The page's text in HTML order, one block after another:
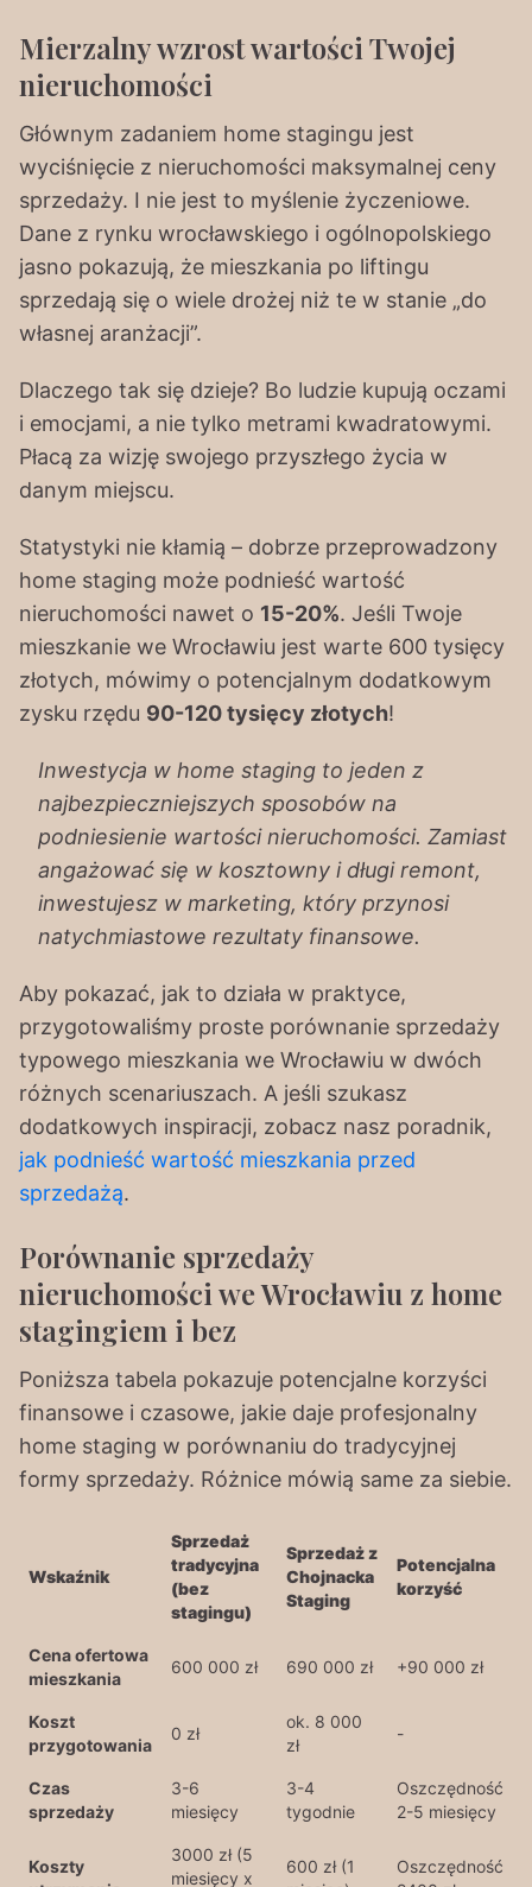
Mierzalny wzrost wartości Twojej
nieruchomości
Głównym zadaniem home stagingu jest
wyciśnięcie z nieruchomości maksymalnej ceny
sprzedaży. I nie jest to myślenie życzeniowe.
Dane z rynku wrocławskiego i ogólnopolskiego
jasno pokazują, że mieszkania po liftingu
sprzedają się o wiele drożej niż te w stanie „do
własnej aranżacji”.
Dlaczego tak się dzieje? Bo ludzie kupują oczami
i emocjami, a nie tylko metrami kwadratowymi.
Płacą za wizję swojego przyszłego życia w
danym miejscu.
Statystyki nie kłamią – dobrze przeprowadzony
home staging może podnieść wartość
nieruchomości nawet o 15-20%. Jeśli Twoje
mieszkanie we Wrocławiu jest warte 600 tysięcy
złotych, mówimy o potencjalnym dodatkowym
zysku rzędu 90-120 tysięcy złotych!
Inwestycja w home staging to jeden z
najbezpieczniejszych sposobów na
podniesienie wartości nieruchomości. Zamiast
angażować się w kosztowny i długi remont,
inwestujesz w marketing, który przynosi
natychmiastowe rezultaty finansowe.
Aby pokazać, jak to działa w praktyce,
przygotowaliśmy proste porównanie sprzedaży
typowego mieszkania we Wrocławiu w dwóch
różnych scenariuszach. A jeśli szukasz
dodatkowych inspiracji, zobacz nasz poradnik,
jak podnieść wartość mieszkania przed
sprzedażą.
Porównanie sprzedaży
nieruchomości we Wrocławiu z home
stagingiem i bez
Poniższa tabela pokazuje potencjalne korzyści
finansowe i czasowe, jakie daje profesjonalny
home staging w porównaniu do tradycyjnej
formy sprzedaży. Różnice mówią same za siebie.
Wskaźnik
Sprzedaż
tradycyjna
(bez
stagingu)
Sprzedaż z
Chojnacka
Staging
Potencjalna
korzyść
Cena ofertowa
mieszkania
600 000 zł 690 000 zł +90 000 zł
Koszt
przygotowania
0 zł
ok. 8 000
zł
-
Czas
sprzedaży
3-6
miesięcy
3-4
tygodnie
Oszczędność
2-5 miesięcy
Koszty
3000 zł (5
miesięcy x
600 zł (1
Oszczędność